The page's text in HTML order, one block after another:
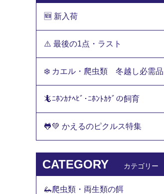
🆕 新入荷
⚠️ 最後の1点・ラスト
❄️ カエル・爬虫類 冬越し必需品
🦎ﾆﾎﾝｶﾅﾍﾋﾞ･ﾆﾎﾝﾄｶｹﾞの飼育
🐸💚 かえるのピクルス特集
CATEGORY カテゴリー
🦗爬虫類・両生類の餌